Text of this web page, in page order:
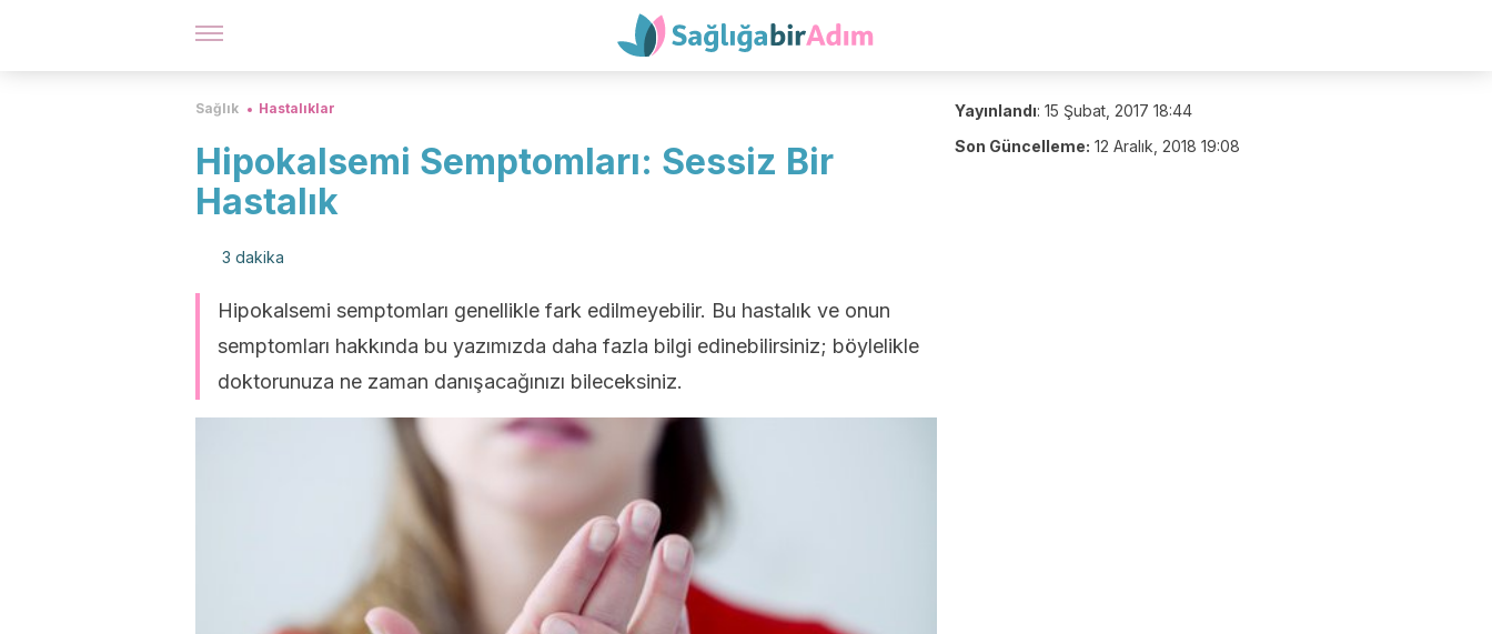
Sağlık Hastalıklar
Hipokalsemi Semptomları: Sessiz Bir
Hastalık
3 dakika
Hipokalsemi semptomları genellikle fark edilmeyebilir. Bu hastalık ve onun
semptomları hakkında bu yazımızda daha fazla bilgi edinebilirsiniz; böylelikle
doktorunuza ne zaman danışacağınızı bileceksiniz.
Yayınlandı: 15 Şubat, 2017 18:44
Son Güncelleme: 12 Aralık, 2018 19:08